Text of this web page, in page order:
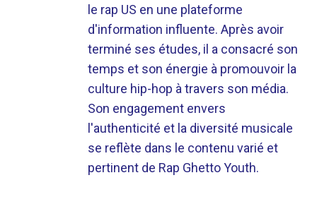
le rap US en une plateforme
d'information influente. Après avoir
terminé ses études, il a consacré son
temps et son énergie à promouvoir la
culture hip-hop à travers son média.
Son engagement envers
l'authenticité et la diversité musicale
se reflète dans le contenu varié et
pertinent de Rap Ghetto Youth.